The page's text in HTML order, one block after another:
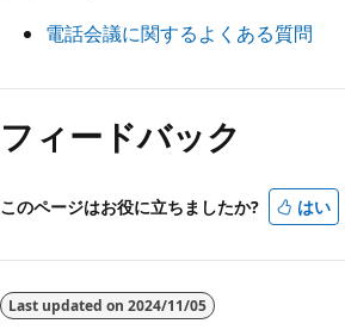
電話会議に関するよくある質問
フィードバック
このページはお役に立ちましたか? はい
Last updated on 2024/11/05